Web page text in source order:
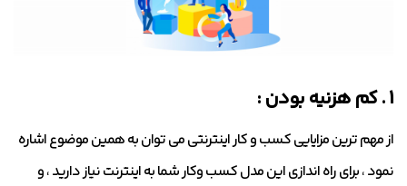
1 . کم هزنیه بودن :
از مهم ترین مزایایی کسب و کار اینترنتی می توان به همین موضوع اشاره
نمود ، برای راه اندازی این مدل کسب وکار شما به اینترنت نیاز دارید ، و